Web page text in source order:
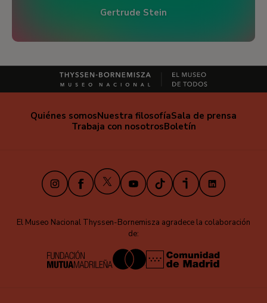
Gertrude Stein
Quiénes somosNuestra filosofíaSala de prensa
Trabaja con nosotrosBoletín
Instagram
Facebook X
YoutubeTikTokiVooxLinkedIn
El Museo Nacional Thyssen-Bornemisza agradece la colaboración
de: